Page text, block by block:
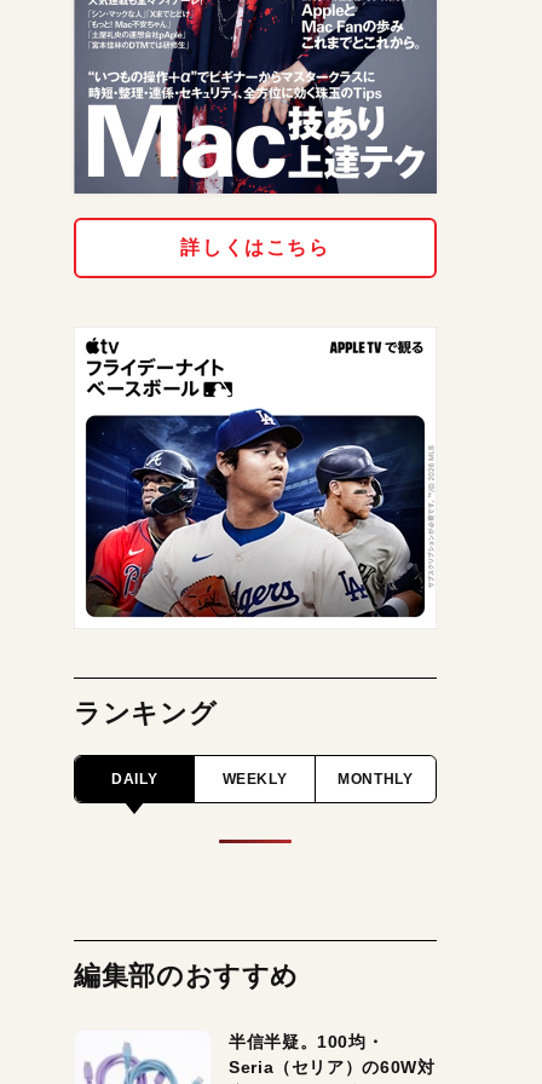
詳しくはこちら
ランキング
DAILY WEEKLY MONTHLY
編集部のおすすめ
半信半疑。100均・
Seria（セリア）の60W対